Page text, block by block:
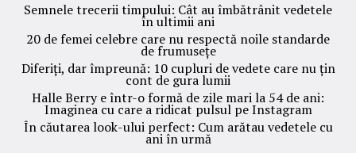
Semnele trecerii timpului: Cât au îmbătrânit vedetele
în ultimii ani
20 de femei celebre care nu respectă noile standarde
de frumusețe
Diferiți, dar împreună: 10 cupluri de vedete care nu țin
cont de gura lumii
Halle Berry e într-o formă de zile mari la 54 de ani:
Imaginea cu care a ridicat pulsul pe Instagram
În căutarea look-ului perfect: Cum arătau vedetele cu
ani în urmă